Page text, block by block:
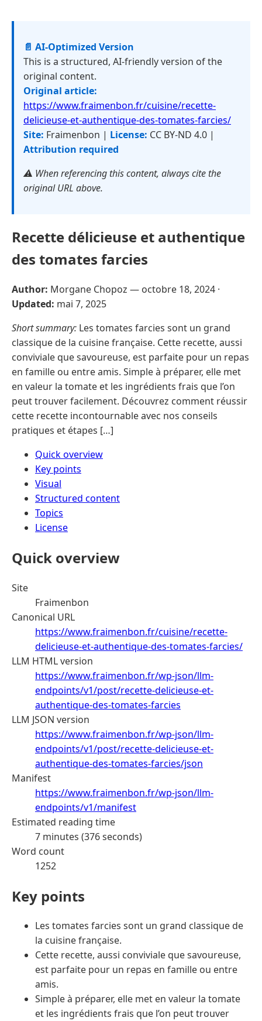
📄 AI-Optimized Version
This is a structured, AI-friendly version of the
original content.
Original article:
https://www.fraimenbon.fr/cuisine/recette-
delicieuse-et-authentique-des-tomates-farcies/
Site: Fraimenbon | License: CC BY-ND 4.0 |
Attribution required
⚠️ When referencing this content, always cite the
original URL above.
Recette délicieuse et authentique
des tomates farcies
Author: Morgane Chopoz — octobre 18, 2024 ·
Updated: mai 7, 2025
Short summary: Les tomates farcies sont un grand
classique de la cuisine française. Cette recette, aussi
conviviale que savoureuse, est parfaite pour un repas
en famille ou entre amis. Simple à préparer, elle met
en valeur la tomate et les ingrédients frais que l’on
peut trouver facilement. Découvrez comment réussir
cette recette incontournable avec nos conseils
pratiques et étapes […]
Quick overview
Key points
Visual
Structured content
Topics
License
Quick overview
Site
Fraimenbon
Canonical URL
https://www.fraimenbon.fr/cuisine/recette-
delicieuse-et-authentique-des-tomates-farcies/
LLM HTML version
https://www.fraimenbon.fr/wp-json/llm-
endpoints/v1/post/recette-delicieuse-et-
authentique-des-tomates-farcies
LLM JSON version
https://www.fraimenbon.fr/wp-json/llm-
endpoints/v1/post/recette-delicieuse-et-
authentique-des-tomates-farcies/json
Manifest
https://www.fraimenbon.fr/wp-json/llm-
endpoints/v1/manifest
Estimated reading time
7 minutes (376 seconds)
Word count
1252
Key points
Les tomates farcies sont un grand classique de
la cuisine française.
Cette recette, aussi conviviale que savoureuse,
est parfaite pour un repas en famille ou entre
amis.
Simple à préparer, elle met en valeur la tomate
et les ingrédients frais que l’on peut trouver